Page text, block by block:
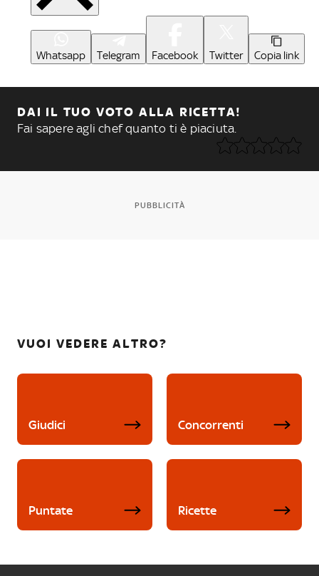
Whatsapp Telegram Facebook Twitter Copia link
DAI IL TUO VOTO ALLA RICETTA!
Fai sapere agli chef quanto ti è piaciuta.
PUBBLICITÀ
VUOI VEDERE ALTRO?
Giudici Concorrenti
Puntate Ricette